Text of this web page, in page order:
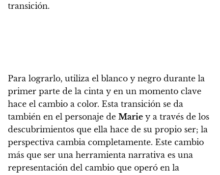
transición.
Para lograrlo, utiliza el blanco y negro durante la
primer parte de la cinta y en un momento clave
hace el cambio a color. Esta transición se da
también en el personaje de Marie y a través de los
descubrimientos que ella hace de su propio ser; la
perspectiva cambia completamente. Este cambio
más que ser una herramienta narrativa es una
representación del cambio que operó en la